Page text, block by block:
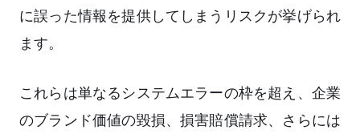
に誤った情報を提供してしまうリスクが挙げられ
ます。
これらは単なるシステムエラーの枠を超え、企業
のブランド価値の毀損、損害賠償請求、さらには